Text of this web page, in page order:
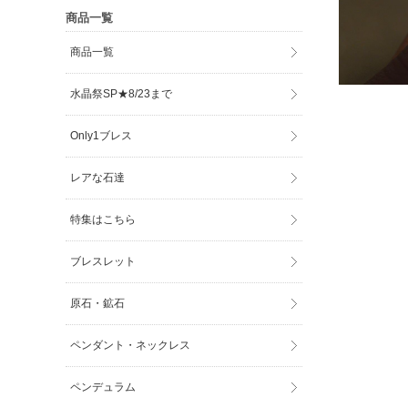
商品一覧
商品一覧
水晶祭SP★8/23まで
Only1ブレス
レアな石達
特集はこちら
ブレスレット
原石・鉱石
ペンダント・ネックレス
ペンデュラム